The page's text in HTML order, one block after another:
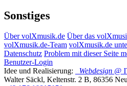
Sonstiges
Über volXmusik.de Über das
volXmusik.de-Team volXmusik.de
Datenschutz Problem mit dieser Seite
Benutzer-Login
Idee und Realisierung:
Webdesign @
Walter Säckl, Keltenstr. 2 B, 86356